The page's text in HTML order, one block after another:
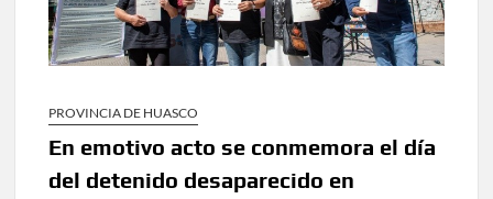
PROVINCIA DE HUASCO
En emotivo acto se conmemora el día
del detenido desaparecido en